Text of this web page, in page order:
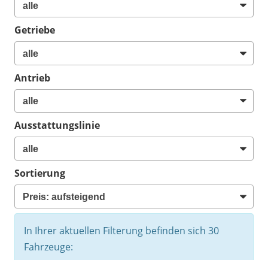
Getriebe
Antrieb
Ausstattungslinie
Sortierung
In Ihrer aktuellen Filterung befinden sich 30
Fahrzeuge: